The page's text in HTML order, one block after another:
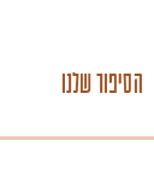
הסיפור שלנו